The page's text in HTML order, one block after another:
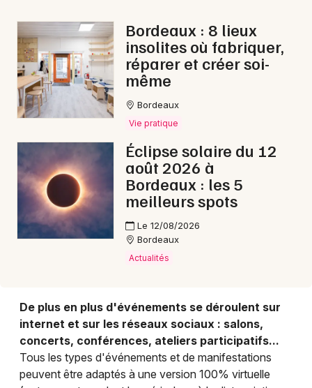
Choisir mes départements
Mon email
Je m'abonne
Bordeaux : 8 lieux
insolites où fabriquer,
réparer et créer soi-
même
Bordeaux
Vie pratique
Éclipse solaire du 12
août 2026 à
Bordeaux : les 5
meilleurs spots
Le 12/08/2026
Bordeaux
Actualités
De plus en plus d'événements se déroulent sur
internet et sur les réseaux sociaux : salons,
concerts, conférences, ateliers participatifs...
Tous les types d'événements et de manifestations
peuvent être adaptés à une version 100% virtuelle